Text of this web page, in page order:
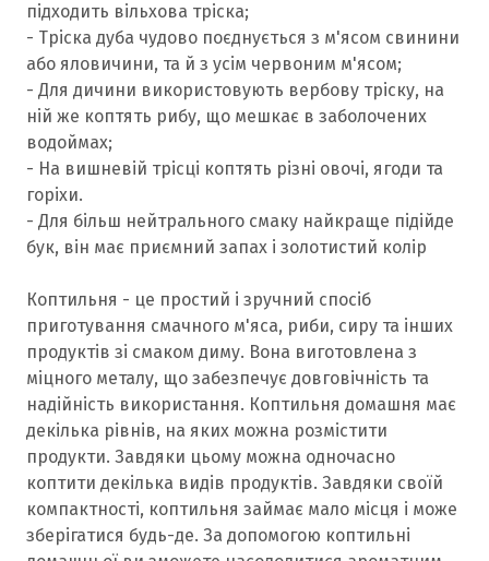
підходить вільхова тріска;
- Тріска дуба чудово поєднується з м'ясом свинини
або яловичини, та й з усім червоним м'ясом;
- Для дичини використовують вербову тріску, на
ній же коптять рибу, що мешкає в заболочених
водоймах;
- На вишневій трісці коптять різні овочі, ягоди та
горіхи.
- Для більш нейтрального смаку найкраще підійде
бук, він має приємний запах і золотистий колір
Коптильня - це простий і зручний спосіб
приготування смачного м'яса, риби, сиру та інших
продуктів зі смаком диму. Вона виготовлена з
міцного металу, що забезпечує довговічність та
надійність використання. Коптильня домашня має
декілька рівнів, на яких можна розмістити
продукти. Завдяки цьому можна одночасно
коптити декілька видів продуктів. Завдяки своїй
компактності, коптильня займає мало місця і може
зберігатися будь-де. За допомогою коптильні